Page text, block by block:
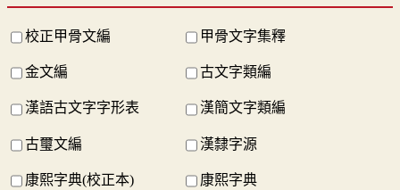
校正甲骨文編 甲骨文字集釋
金文編 古文字類編
漢語古文字字形表 漢簡文字類編
古璽文編 漢隸字源
康熙字典(校正本) 康熙字典